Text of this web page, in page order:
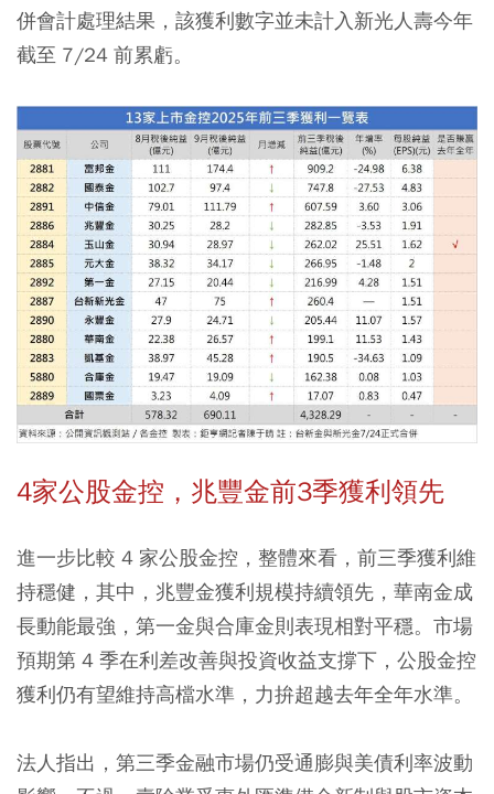
併會計處理結果，該獲利數字並未計入新光人壽今年
截至 7/24 前累虧。
4家公股金控，兆豐金前3季獲利領先
進一步比較 4 家公股金控，整體來看，前三季獲利維
持穩健，其中，兆豐金獲利規模持續領先，華南金成
長動能最強，第一金與合庫金則表現相對平穩。市場
預期第 4 季在利差改善與投資收益支撐下，公股金控
獲利仍有望維持高檔水準，力拚超越去年全年水準。
法人指出，第三季金融市場仍受通膨與美債利率波動